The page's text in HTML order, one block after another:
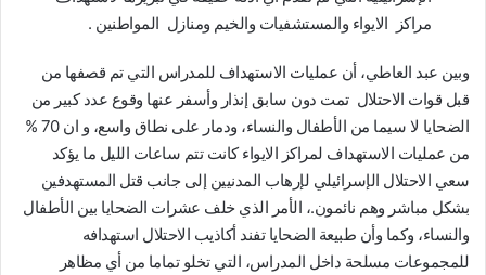
مراكز الايواء والمستشفيات والخيم ومنازل المواطنين .
وبين عبد العاطي، أن عمليات الاستهداف للمدراس التي تم قصفها من
قبل قوات الاحتلال تمت دون سابق إنذار وأسفر عنها وقوع عدد كبير من
الضحايا لا سيما من الأطفال والنساء، ودمار على نطاق واسع، و ان 70 %
من عمليات الاستهداف لمراكز الايواء كانت تتم ساعات الليل ما يؤكد
سعي الاحتلال الإسرائيلي لإرهاب المدنيين إلى جانب قتل المستهدفين
بشكل مباشر وهم نائمون.، الأمر الذي خلف عشرات الضحايا بين الأطفال
والنساء، وكما وأن طبيعة الضحايا تفند أكاذيب الاحتلال استهدافه
للمجموعات مسلحة داخل المدراس، التي تخلو تماما من أي مظاهر